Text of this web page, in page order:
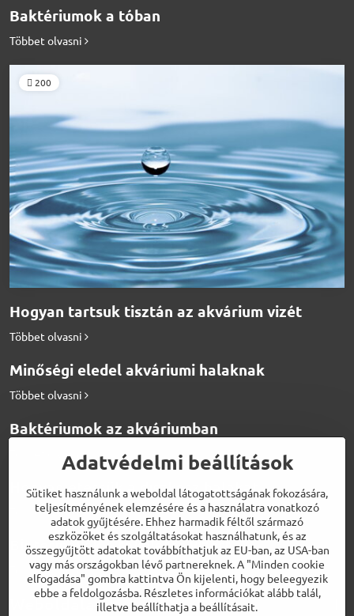
Baktériumok a tóban
Többet olvasni
200
Hogyan tartsuk tisztán az akvárium vizét
Többet olvasni
Minőségi eledel akváriumi halaknak
Többet olvasni
Baktériumok az akváriumban
Hogyan etessük a diszkosz halakat
Többet olvasni
Biotermékek a tökéletes vízért
Többet olvasni
Weboldalaink
Adatvédelmi beállítások
Sütiket használunk a weboldal látogatottságának fokozására,
teljesítményének elemzésére és a használatra vonatkozó
adatok gyűjtésére. Ehhez harmadik féltől származó
eszközöket és szolgáltatásokat használhatunk, és az
összegyűjtött adatokat továbbíthatjuk az EU-ban, az USA-ban
vagy más országokban lévő partnereknek. A "Minden cookie
elfogadása" gombra kattintva Ön kijelenti, hogy beleegyezik
ebbe a feldolgozásba. Részletes információkat alább talál,
illetve beállíthatja a beállításait.